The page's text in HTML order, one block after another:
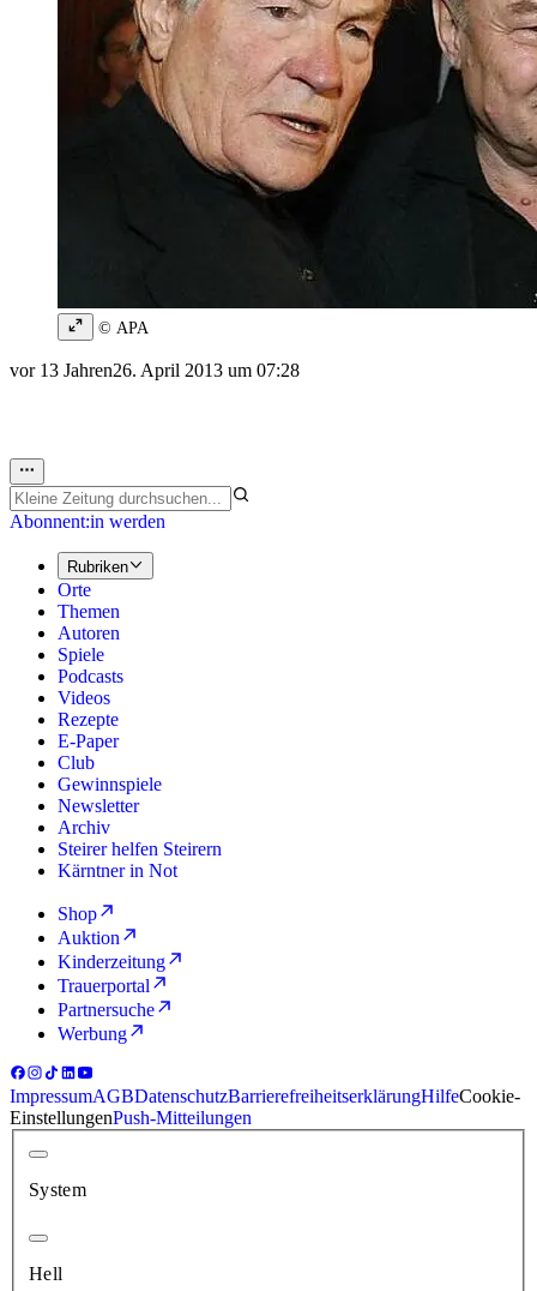
© APA
vor 13 Jahren26. April 2013 um 07:28
Abonnent:in werden
Rubriken
Orte
Themen
Autoren
Spiele
Podcasts
Videos
Rezepte
E-Paper
Club
Gewinnspiele
Newsletter
Archiv
Steirer helfen Steirern
Kärntner in Not
Shop
Auktion
Kinderzeitung
Trauerportal
Partnersuche
Werbung
ImpressumAGBDatenschutzBarrierefreiheitserklärungHilfeCookie-
EinstellungenPush-Mitteilungen
System
Hell